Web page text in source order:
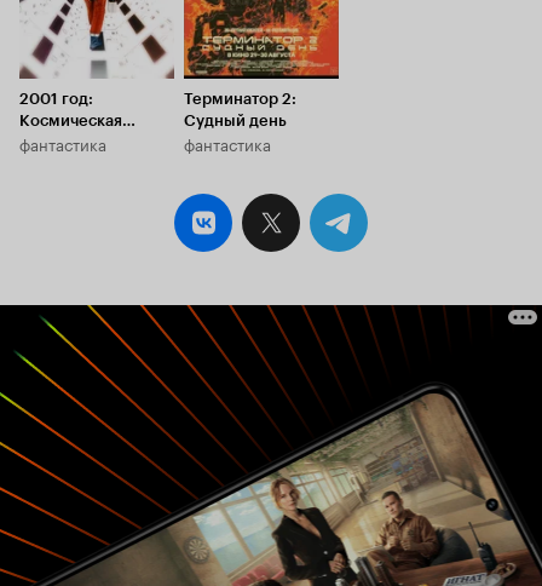
2001 год:
Космическая
одиссея
фантастика
Терминатор 2:
Судный день
фантастика